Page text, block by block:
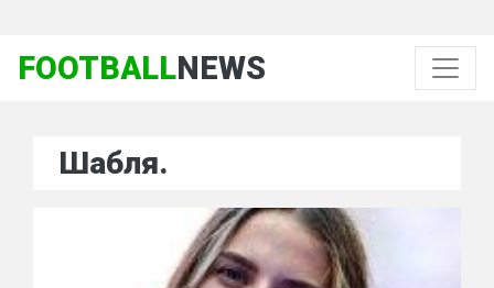
FOOTBALLNEWS
Шабля.